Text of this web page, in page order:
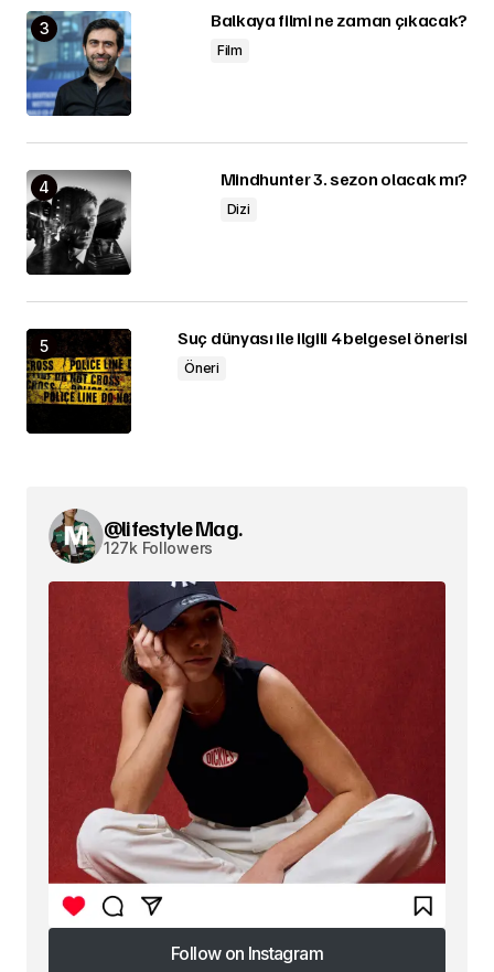
Balkaya filmi ne zaman çıkacak?
Film
Mindhunter 3. sezon olacak mı?
Dizi
Suç dünyası ile ilgili 4 belgesel önerisi
Öneri
@lifestyle Mag.
127k Followers
Follow on Instagram